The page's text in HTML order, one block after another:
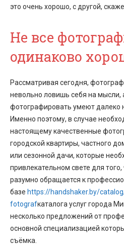
это очень хорошо, с другой,
Не все
одинаково
Рассматривая сегодня,
невольно ловишь себя на мысли,
фотографировать умеют далеко
Именно поэтому, в случае
настоящему качественные
городской квартиры, частного
или сезонной дачи, которые
привлекательном свете для
разумно обращается к
базе https://handshaker.by/
fotografкаталога услуг города
несколько предложений от
основной специализацией
съёмка.